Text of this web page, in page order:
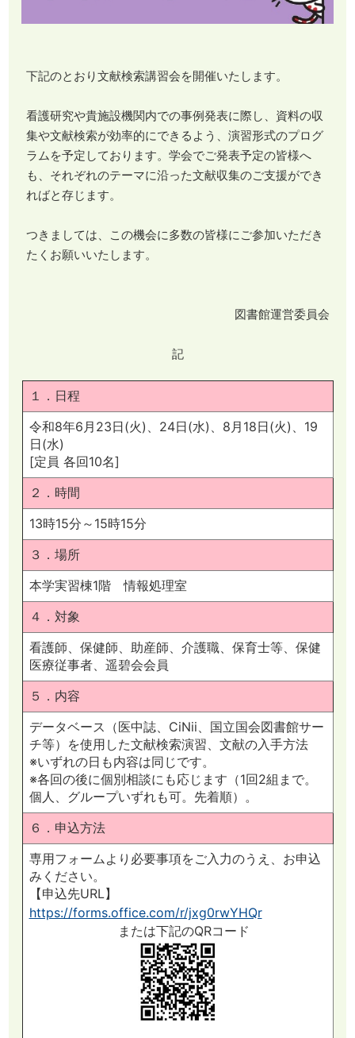
下記のとおり文献検索講習会を開催いたします。
看護研究や貴施設機関内での事例発表に際し、資料の収
集や文献検索が効率的にできるよう、演習形式のプログ
ラムを予定しております。学会でご発表予定の皆様へ
も、それぞれのテーマに沿った文献収集のご支援ができ
ればと存じます。
つきましては、この機会に多数の皆様にご参加いただき
たくお願いいたします。
図書館運営委員会
記
１．日程
令和8年6月23日(火)、24日(水)、8月18日(火)、19
日(水)
[定員 各回10名]
２．時間
13時15分～15時15分
３．場所
本学実習棟1階 情報処理室
４．対象
看護師、保健師、助産師、介護職、保育士等、保健
医療従事者、遥碧会会員
５．内容
データベース（医中誌、CiNii、国立国会図書館サー
チ等）を使用した文献検索演習、文献の入手方法
※いずれの日も内容は同じです。
※各回の後に個別相談にも応じます（1回2組まで。
個人、グループいずれも可。先着順）。
６．申込方法
専用フォームより必要事項をご入力のうえ、お申込
みください。
【申込先URL】
https://forms.office.com/r/jxg0rwYHQr
または下記のQRコード